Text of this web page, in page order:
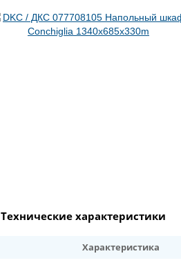
Технические характеристики
Характеристика